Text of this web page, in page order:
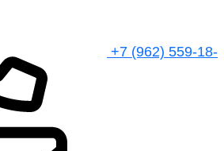
+7 (962) 559-18-